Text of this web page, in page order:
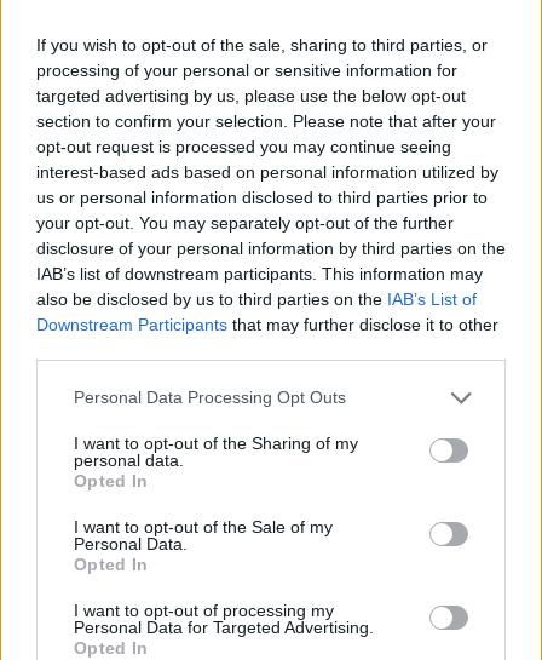
If you wish to opt-out of the sale, sharing to third parties, or
processing of your personal or sensitive information for
targeted advertising by us, please use the below opt-out
section to confirm your selection. Please note that after your
opt-out request is processed you may continue seeing
interest-based ads based on personal information utilized by
us or personal information disclosed to third parties prior to
your opt-out. You may separately opt-out of the further
disclosure of your personal information by third parties on the
IAB’s list of downstream participants. This information may
also be disclosed by us to third parties on the IAB’s List of
Downstream Participants that may further disclose it to other
Please note that this website/app uses one or more Google
not limited to your visit or usage behaviour. You may click to
grant or deny consent to Google and its third-party tags to
use your data for below specified purposes in below Google
consent section.
Personal Data Processing Opt Outs
I want to opt-out of the Sharing of my
personal data.
Opted In
I want to opt-out of the Sale of my
Personal Data.
Opted In
I want to opt-out of processing my
Personal Data for Targeted Advertising.
Opted In
στηρίξουν την πρόταση του Αλέξη Τσίπρα, βάσει
του άρθρου 118 του Κανονισμού της Βουλή, για
τροποποίηση του Κανονισμού της Βουλής με την
προσθήκη σχετικής διάταξης στο άρθρο 44 που θα
προβλέπει τη σύσταση "
Κοινοβουλευτικής
Επιτροπής Διαβούλευσης και Λογοδοσίας για
τον Μηχανισμό Ανάκαμψης και Ανθεκτικότητας
και για το ΕΣΠΑ 2021-2027".
Σε μια στιγμή που η